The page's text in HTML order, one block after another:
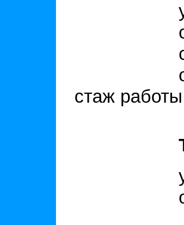
стаж